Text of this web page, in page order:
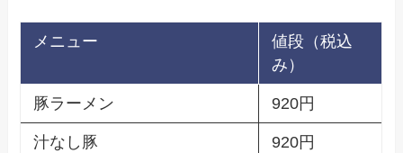
メニュー
値段（税込
み）
豚ラーメン 920円
汁なし豚 920円